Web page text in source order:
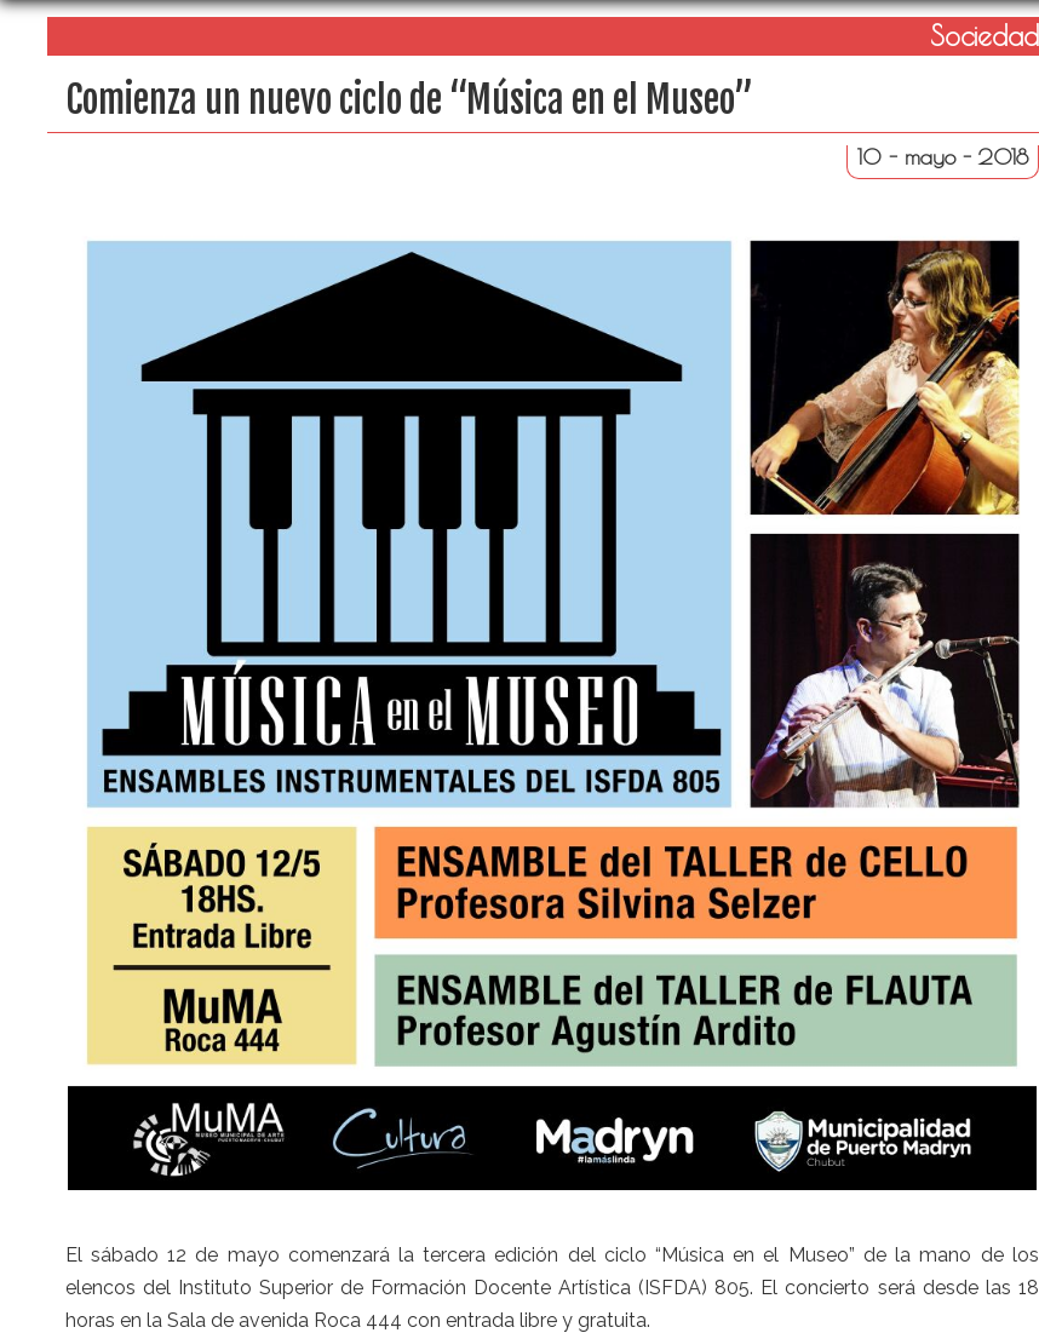
Sociedad
Comienza un nuevo ciclo de “Música en el Museo”
10 - mayo - 2018
El sábado 12 de mayo comenzará la tercera edición del ciclo “Música en el Museo” de la mano de los
elencos del Instituto Superior de Formación Docente Artística (ISFDA) 805. El concierto será desde las 18
horas en la Sala de avenida Roca 444 con entrada libre y gratuita.